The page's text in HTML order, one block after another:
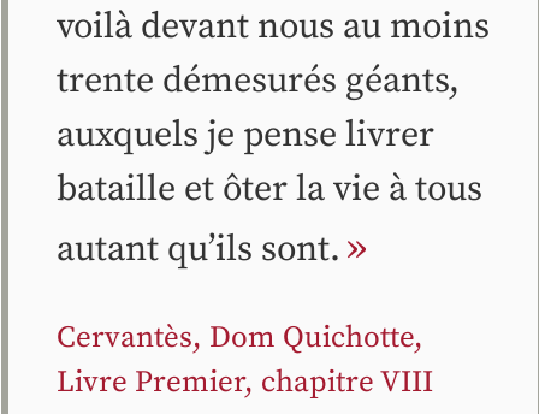
voilà devant nous au moins
trente démesurés géants,
auxquels je pense livrer
bataille et ôter la vie à tous
autant qu’ils sont.
Cervantès, Dom Quichotte,
Livre Premier, chapitre VIII